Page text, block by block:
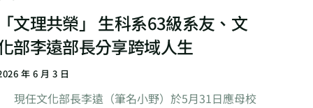
文理共榮」 生科系63級系友、文
部李遠部長分享跨域人生
年 6 月 3 日
任文化部長李遠（筆名小野）於5月31日應母校